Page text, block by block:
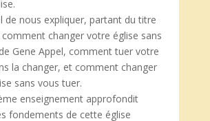
de nous expliquer, partant du titre
comment changer votre église sans
Gene Appel, comment tuer votre
la changer, et comment changer
sans vous tuer.
enseignement approfondit
fondements de cette église